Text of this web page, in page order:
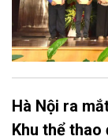
Hà Nội ra
Khu thể thao